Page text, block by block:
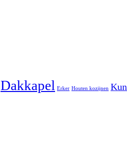
Dakkapel Erker Houten kozijnen